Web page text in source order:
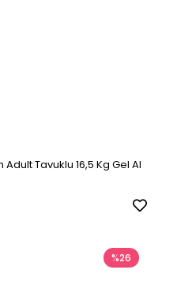
Tavuklu 16,5 Kg Gel Al
%26